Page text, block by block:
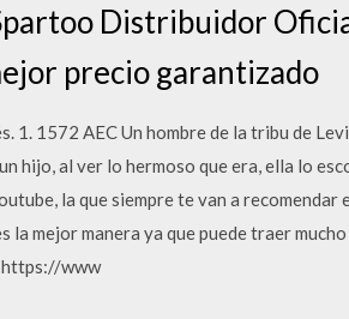
Distribuidor
precio garantizado
1572 AEC Un hombre de la tribu de
hijo, al ver lo hermoso que era, ella lo
la que siempre te van a recomendar
mejor manera ya que puede traer
https://www